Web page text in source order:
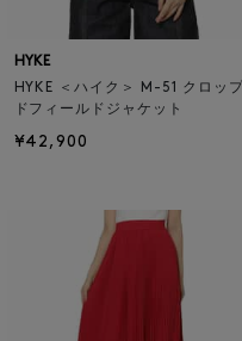
HYKE
HYKE ＜ハイク＞ M-51 クロップ
ドフィールドジャケット
¥42,900